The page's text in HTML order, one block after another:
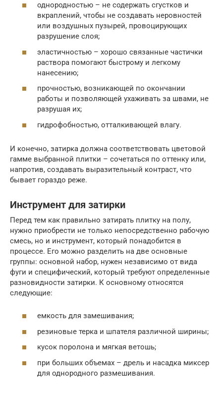
однородностью – не содержать сгустков и
вкраплений, чтобы не создавать неровностей
или воздушных пузырей, провоцирующих
разрушение слоя;
эластичностью – хорошо связанные частички
раствора помогают быстрому и легкому
нанесению;
прочностью, возникающей по окончании
работы и позволяющей ухаживать за швами, не
разрушая их;
гидрофобностью, отталкивающей влагу.
И конечно, затирка должна соответствовать цветовой
гамме выбранной плитки – сочетаться по оттенку или,
напротив, создавать выразительный контраст, что
бывает гораздо реже.
Инструмент для затирки
Перед тем как правильно затирать плитку на полу,
нужно приобрести не только непосредственно рабочую
смесь, но и инструмент, который понадобится в
процессе. Его можно разделить на две основные
группы: основной набор, нужен независимо от вида
фуги и специфический, который требуют определенные
разновидности затирки. К основному относятся
следующие:
емкость для замешивания;
резиновые терка и шпателя различной ширины;
кусок поролона и мягкая ветошь;
при больших объемах – дрель и насадка миксер
для однородного размешивания.